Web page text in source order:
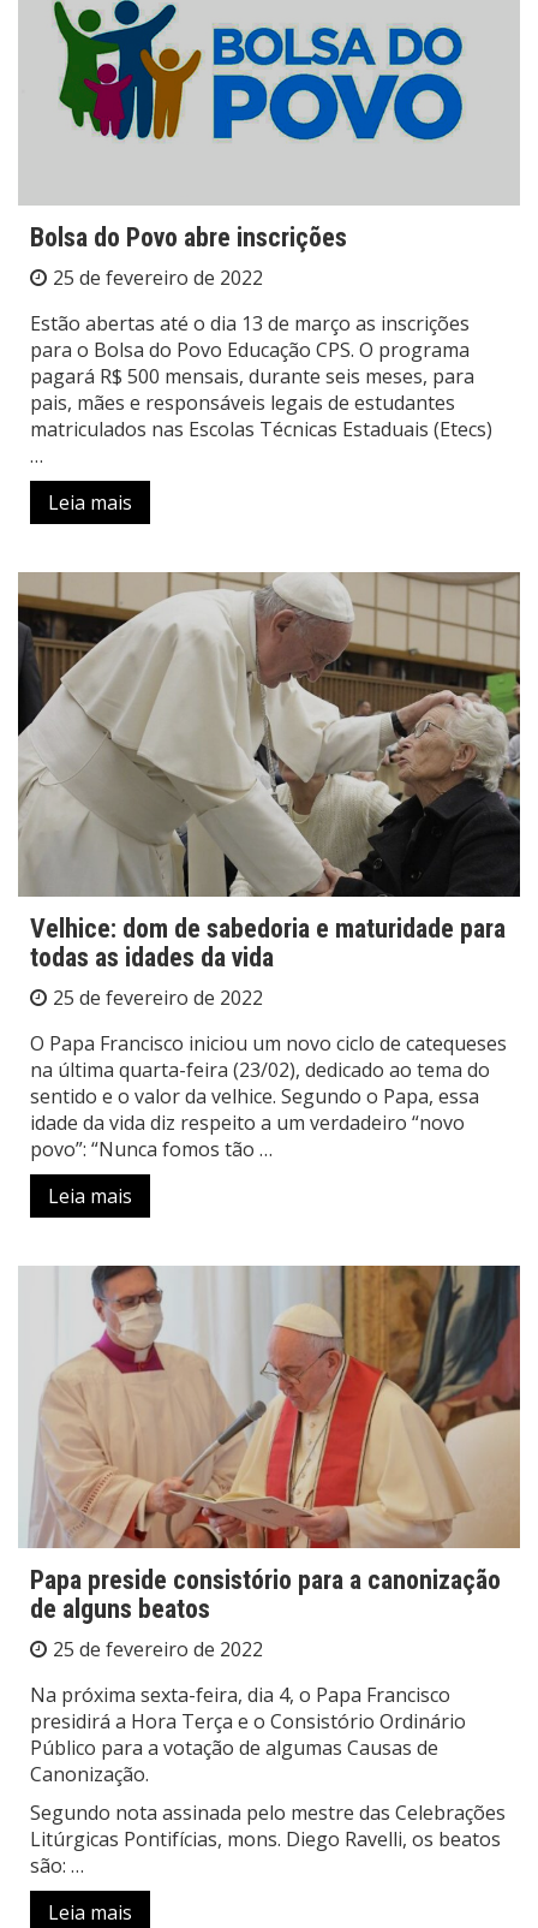
Bolsa do Povo abre inscrições
25 de fevereiro de 2022
Estão abertas até o dia 13 de março as inscrições
para o Bolsa do Povo Educação CPS. O programa
pagará R$ 500 mensais, durante seis meses, para
pais, mães e responsáveis legais de estudantes
matriculados nas Escolas Técnicas Estaduais (Etecs)
…
Leia mais
Velhice: dom de sabedoria e maturidade para
todas as idades da vida
25 de fevereiro de 2022
O Papa Francisco iniciou um novo ciclo de catequeses
na última quarta-feira (23/02), dedicado ao tema do
sentido e o valor da velhice. Segundo o Papa, essa
idade da vida diz respeito a um verdadeiro “novo
povo”: “Nunca fomos tão …
Leia mais
Papa preside consistório para a canonização
de alguns beatos
25 de fevereiro de 2022
Na próxima sexta-feira, dia 4, o Papa Francisco
presidirá a Hora Terça e o Consistório Ordinário
Público para a votação de algumas Causas de
Canonização.
Segundo nota assinada pelo mestre das Celebrações
Litúrgicas Pontifícias, mons. Diego Ravelli, os beatos
são: …
Leia mais